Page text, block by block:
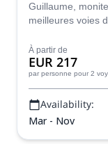
Guillaume,
meilleures voies
Marseille, dans
À partir de
EUR 217
par personne pour 2
Availability:
Mar - Nov